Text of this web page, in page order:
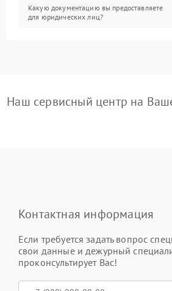
Какую документацию вы предоставляете
для юридических лиц?
Наш сервисный центр на
Контактная информация
Если требуется задать вопрос
свои данные и дежурный
проконсультирует Вас!